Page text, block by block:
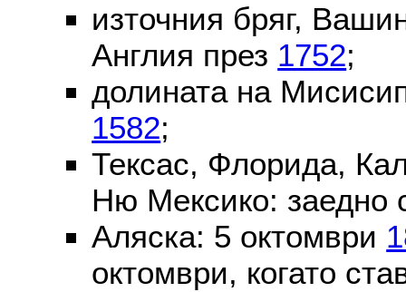
източния бряг,
Англия през 1752;
долината на
1582;
Тексас, Флорида,
Ню Мексико: заедно
Аляска: 5 октомври
октомври, когато